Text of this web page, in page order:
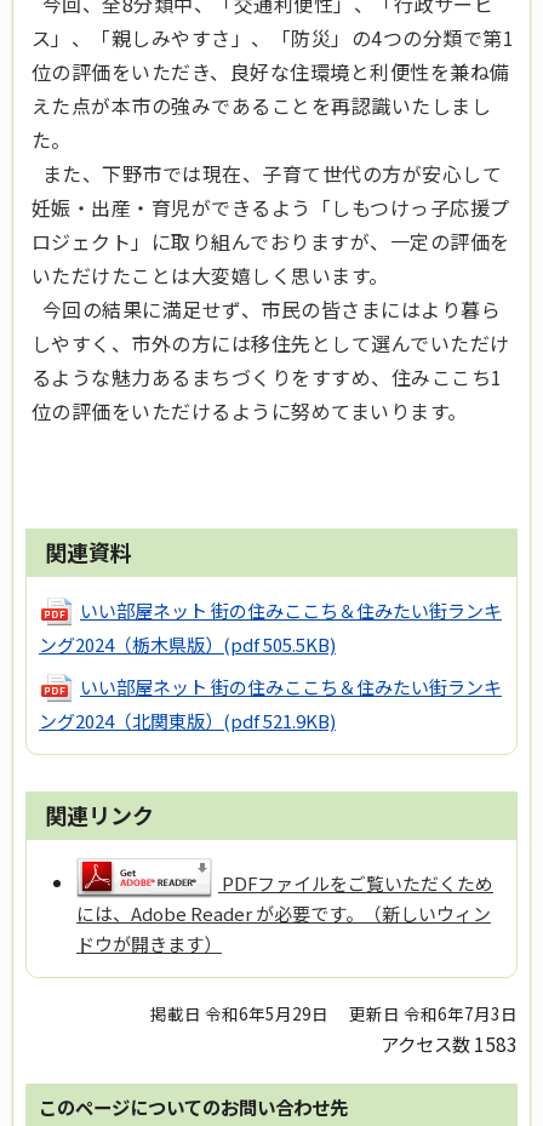
ス」、「親しみやすさ」、「防災」の4つの分類で第1
位の評価をいただき、良好な住環境と利便性を兼ね備
えた点が本市の強みであることを再認識いたしまし
た。
また、下野市では現在、子育て世代の方が安心して
妊娠・出産・育児ができるよう「しもつけっ子応援プ
ロジェクト」に取り組んでおりますが、一定の評価を
いただけたことは大変嬉しく思います。
今回の結果に満足せず、市民の皆さまにはより暮ら
しやすく、市外の方には移住先として選んでいただけ
るような魅力あるまちづくりをすすめ、住みここち1
位の評価をいただけるように努めてまいります。
関連資料
いい部屋ネット 街の住みここち＆住みたい街ランキ
ング2024（栃木県版） (pdf 505.5KB)
いい部屋ネット 街の住みここち＆住みたい街ランキ
ング2024（北関東版） (pdf 521.9KB)
関連リンク
PDFファイルをご覧いただくため
には、Adobe Reader が必要です。（新しいウィン
ドウが開きます）
掲載日 令和6年5月29日 更新日 令和6年7月3日
アクセス数1583
このページについてのお問い合わせ先